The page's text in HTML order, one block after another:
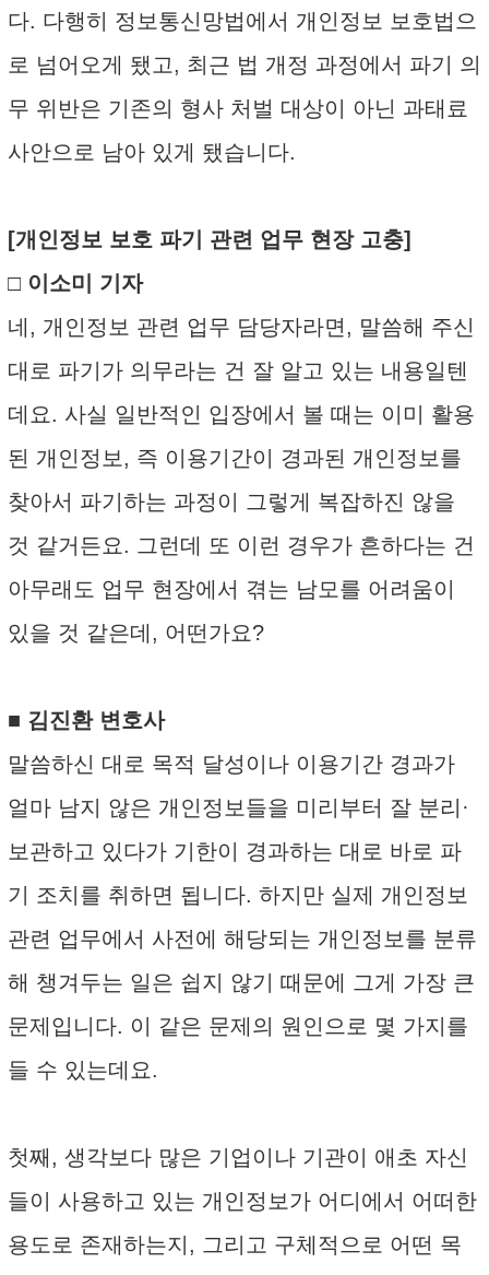
다. 다행히 정보통신망법에서 개인정보 보호법으
로 넘어오게 됐고, 최근 법 개정 과정에서 파기 의
무 위반은 기존의 형사 처벌 대상이 아닌 과태료
사안으로 남아 있게 됐습니다.
[개인정보 보호 파기 관련 업무 현장 고충]
□ 이소미 기자
네, 개인정보 관련 업무 담당자라면, 말씀해 주신
대로 파기가 의무라는 건 잘 알고 있는 내용일텐
데요. 사실 일반적인 입장에서 볼 때는 이미 활용
된 개인정보, 즉 이용기간이 경과된 개인정보를
찾아서 파기하는 과정이 그렇게 복잡하진 않을
것 같거든요. 그런데 또 이런 경우가 흔하다는 건
아무래도 업무 현장에서 겪는 남모를 어려움이
있을 것 같은데, 어떤가요?
■ 김진환 변호사
말씀하신 대로 목적 달성이나 이용기간 경과가
얼마 남지 않은 개인정보들을 미리부터 잘 분리·
보관하고 있다가 기한이 경과하는 대로 바로 파
기 조치를 취하면 됩니다. 하지만 실제 개인정보
관련 업무에서 사전에 해당되는 개인정보를 분류
해 챙겨두는 일은 쉽지 않기 때문에 그게 가장 큰
문제입니다. 이 같은 문제의 원인으로 몇 가지를
들 수 있는데요.
첫째, 생각보다 많은 기업이나 기관이 애초 자신
들이 사용하고 있는 개인정보가 어디에서 어떠한
용도로 존재하는지, 그리고 구체적으로 어떤 목